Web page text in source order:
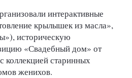
интерактивные
крылышек из масла»,
историческую
«Свадебный дом» от
коллекцией старинных
женихов.